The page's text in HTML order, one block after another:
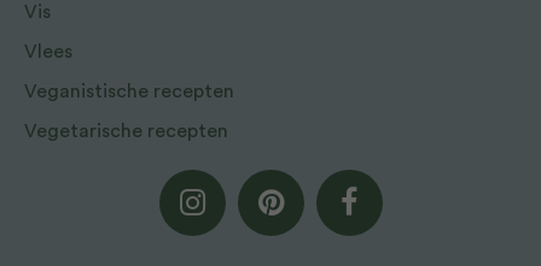
Vis
Vlees
Veganistische recepten
Vegetarische recepten